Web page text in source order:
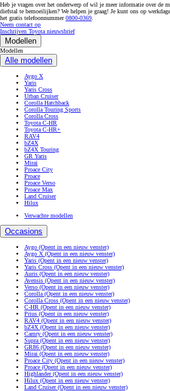
Heb je vragen over het onderwerp of wil je meer informatie over de
diefstal te bemoeilijken? We helpen je graag! Je kunt ons op
het gratis telefoonnummer0800-0369
Neem contact op
Inschrijven Toyota nieuwsbrief
Modellen
Modellen
Alle modellen
Aygo X
Yaris
Yaris Cross
Urban Cruiser
Corolla Hatchback
Corolla Touring Sports
Corolla Cross
Toyota C-HR
Toyota C-HR+
RAV4
bZ4X
bZ4X Touring
GR Yaris
Mirai
Proace City
Proace
Proace Verso
Proace Max
Land Cruiser
Hilux
Verwachte modellen
Occasions
Aygo (Opent in een nieuw venster)
Aygo X (Opent in een nieuw venster)
Yaris (Opent in een nieuw venster)
Yaris Cross (Opent in een nieuw venster)
Auris (Opent in een nieuw venster)
Avensis (Opent in een nieuw venster)
Verso (Opent in een nieuw venster)
Corolla (Opent in een nieuw venster)
Corolla Cross (Opent in een nieuw venster)
C-HR (Opent in een nieuw venster)
Prius (Opent in een nieuw venster)
RAV4 (Opent in een nieuw venster)
bZ4X (Opent in een nieuw venster)
Camry (Opent in een nieuw venster)
Supra (Opent in een nieuw venster)
GR86 (Opent in een nieuw venster)
Mirai (Opent in een nieuw venster)
Proace City (Opent in een nieuw venster)
Proace (Opent in een nieuw venster)
Highlander(Opent in een nieuw venster)
Hilux (Opent in een nieuw venster)
Land Cruiser(Opent in een nieuw venster)